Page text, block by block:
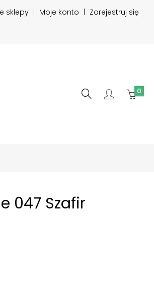
sklepy Moje konto Zarejestruj się
0
047 Szafir